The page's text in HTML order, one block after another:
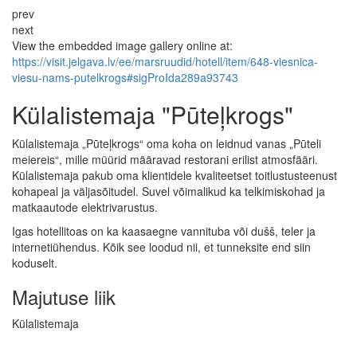
prev
next
View the embedded image gallery online at:
https://visit.jelgava.lv/ee/marsruudid/hotell/item/648-viesnica-
viesu-nams-putelkrogs#sigProIda289a93743
Külalistemaja "Pūteļkrogs"
Külalistemaja „Pūteļkrogs“ oma koha on leidnud vanas „Pūteli
meiereis“, mille müürid määravad restorani erilist atmosfääri.
Külalistemaja pakub oma klientidele kvaliteetset toitlustusteenust
kohapeal ja väljasõitudel. Suvel võimalikud ka telkimiskohad ja
matkaautode elektrivarustus.
Igas hotellitoas on ka kaasaegne vannituba või dušš, teler ja
internetiühendus. Kõik see loodud nii, et tunneksite end siin
koduselt.
Majutuse liik
Külalistemaja